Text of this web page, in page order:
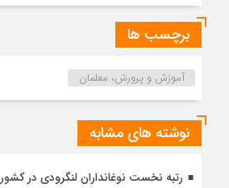
برچسب ها
آموزش و پرورش، معلمان
نوشته های مشابه
رتبه نخست نوغانداران لنگرودی در کشور